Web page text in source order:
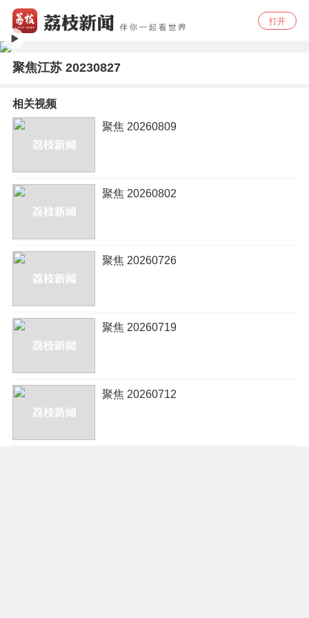
打开
聚焦江苏 20230827
相关视频
聚焦 20260809
聚焦 20260802
聚焦 20260726
聚焦 20260719
聚焦 20260712